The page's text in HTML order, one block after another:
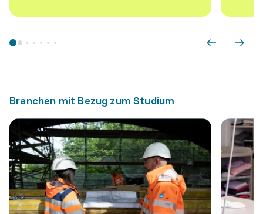
Branchen mit Bezug zum Studium